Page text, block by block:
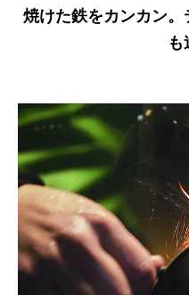
焼けた鉄をカンカン
も